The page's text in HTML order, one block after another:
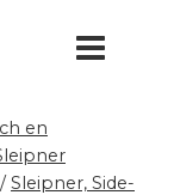
en
/ Sleipner, Side-